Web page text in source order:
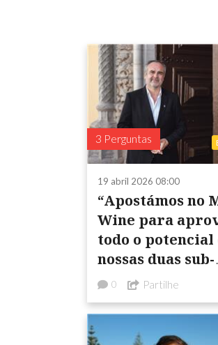
3 Perguntas
19 abril 2026 08:00
“Apostámos no
Wine para
todo o potencial
nossas duas sub-
regiões (Moura e
Granja-
o capital de ...
0 Partilhe